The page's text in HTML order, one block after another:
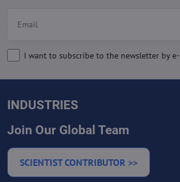
I want to subscribe to the newsletter by
INDUSTRIES
Join Our Global Team
SCIENTIST CONTRIBUTOR >>